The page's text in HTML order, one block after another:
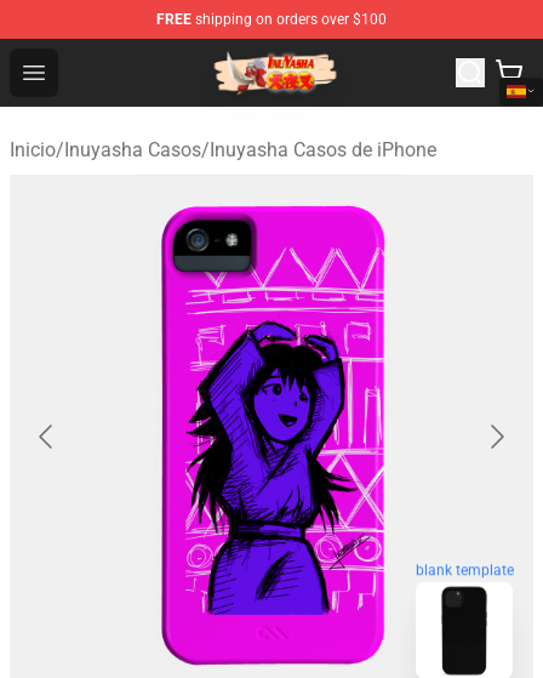
FREE shipping on orders over $100
Open menu
Inuyasha Store - Official Inuyasha Merchandise Shop
Inicio/Inuyasha Casos/Inuyasha Casos de iPhone
blank template